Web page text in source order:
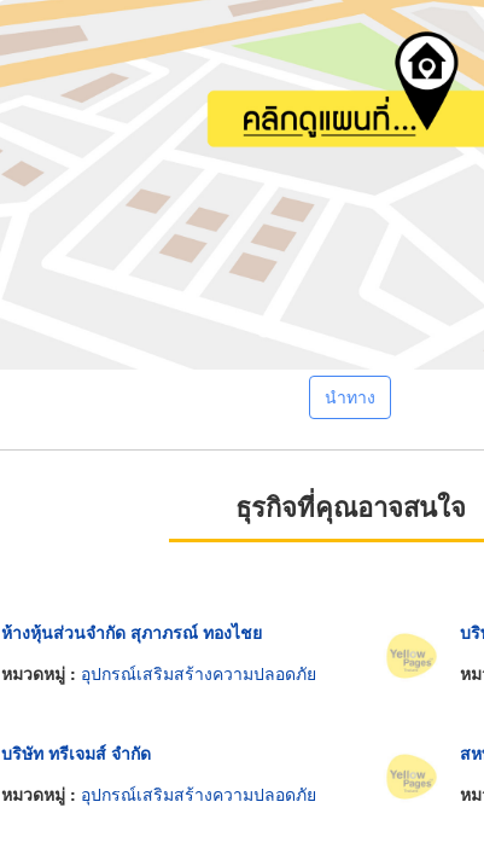
นำทาง
ธุรกิจที่คุณอาจสนใจ
ห้างหุ้นส่วนจำกัด สุภาภรณ์ ทองไชย
หมวดหมู่ : อุปกรณ์เสริมสร้างความปลอดภัย
บ
ห
บริษัท ทรีเจมส์ จำกัด
หมวดหมู่ : อุปกรณ์เสริมสร้างความปลอดภัย
ส
ห